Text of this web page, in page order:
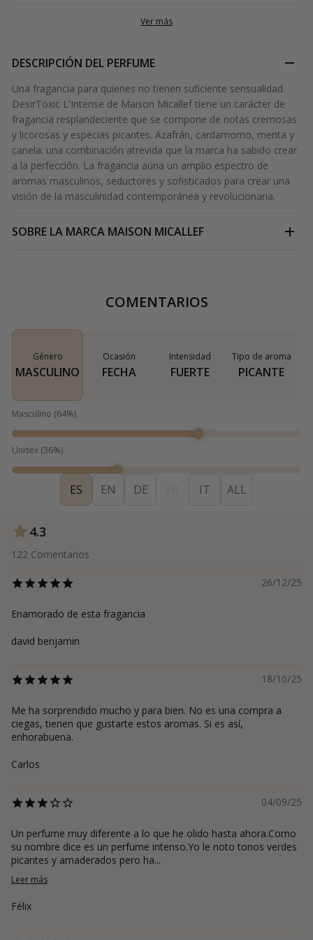
Ver más
DESCRIPCIÓN DEL PERFUME
Una fragancia para quienes no tienen suficiente sensualidad.
DesirToxic L'Intense de Maison Micallef tiene un carácter de
fragancia resplandeciente que se compone de notas cremosas
y licorosas y especias picantes. Azafrán, cardamomo, menta y
canela: una combinación atrevida que la marca ha sabido crear
a la perfección. La fragancia aúna un amplio espectro de
aromas masculinos, seductores y sofisticados para crear una
visión de la masculinidad contemporánea y revolucionaria.
SOBRE LA MARCA MAISON MICALLEF
COMENTARIOS
Género
MASCULINO
Ocasión
FECHA
Intensidad
FUERTE
Tipo de aroma
PICANTE
Masculino (64%)
Unisex (36%)
ES EN DE IT ALL
4.3
122 Comentarios
26/12/25
Enamorado de esta fragancia
david benjamin
18/10/25
Me ha sorprendido mucho y para bien. No es una compra a
ciegas, tienen que gustarte estos aromas. Si es así,
enhorabuena.
Carlos
04/09/25
Un perfume muy diferente a lo que he olido hasta ahora.Como
su nombre dice es un perfume intenso.Yo le noto tonos verdes
picantes y amaderados pero ha...
Leer más
Félix